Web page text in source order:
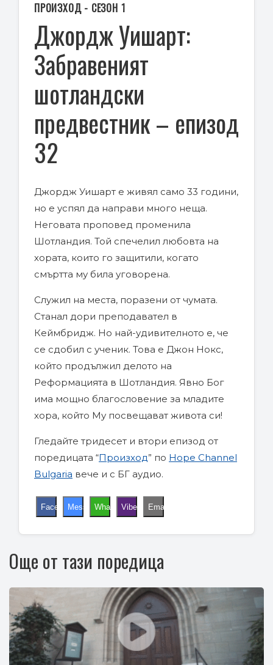
ПРОИЗХОД - СЕЗОН 1
Джордж Уишарт:
Забравеният
шотландски
предвестник – епизод
32
Джордж Уишарт е живял само 33 години,
но е успял да направи много неща.
Неговата проповед променила
Шотландия. Той спечелил любовта на
хората, които го защитили, когато
смъртта му била уговорена.
Служил на места, поразени от чумата.
Станал дори преподавател в
Кеймбридж. Но най-удивителното е, че
се сдобил с ученик. Това е Джон Нокс,
който продължил делото на
Реформацията в Шотландия. Явно Бог
има мощно благословение за младите
хора, който Му посвещават живота си!
Гледайте тридесет и втори епизод от
поредицата “Произход” по Hope Channel
Bulgaria вече и с БГ аудио.
FacebookMessengerWhatsApp
Viber Email
Още от тази поредица